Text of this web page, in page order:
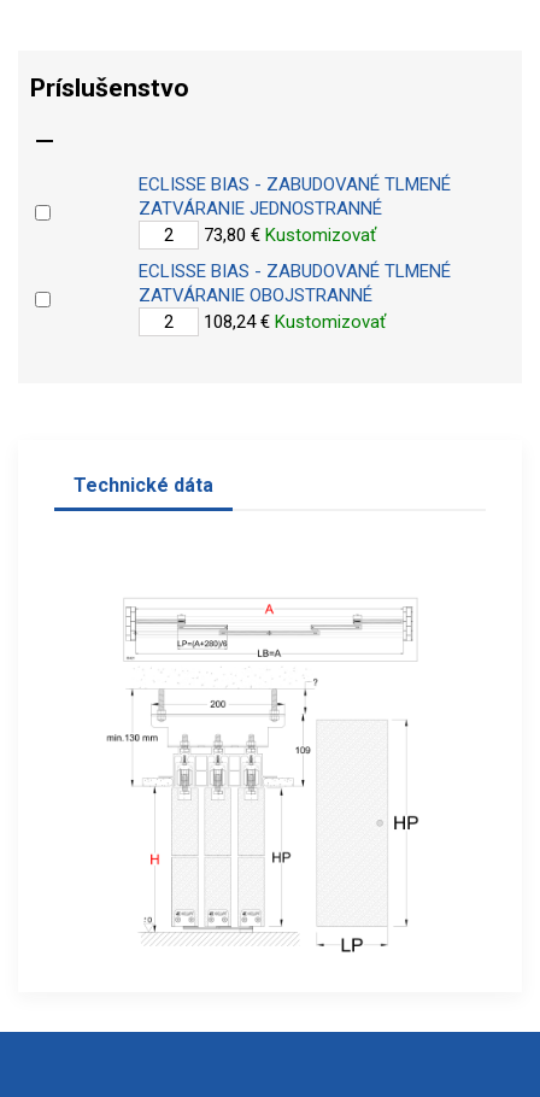
Príslušenstvo

ECLISSE BIAS - ZABUDOVANÉ TLMENÉ
ZATVÁRANIE JEDNOSTRANNÉ
73,80 € Kustomizovať
ECLISSE BIAS - ZABUDOVANÉ TLMENÉ
ZATVÁRANIE OBOJSTRANNÉ
108,24 € Kustomizovať
Technické dáta